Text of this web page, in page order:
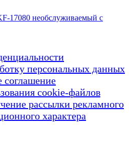
17080 необслуживаемый с
персональных данных
соглашение
cookie-файлов
рассылки рекламного
характера